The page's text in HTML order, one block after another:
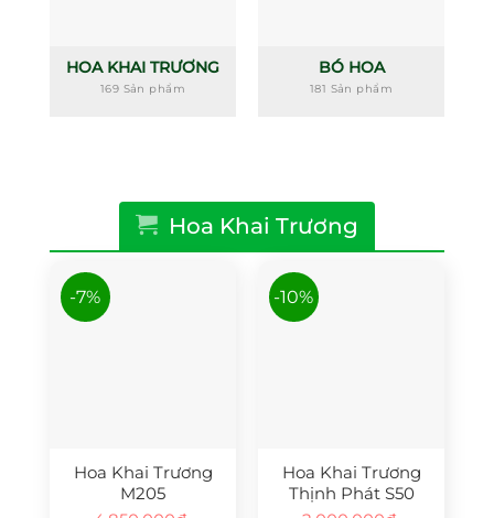
HOA KHAI TRƯƠNG
169 Sản phẩm
BÓ HOA
181 Sản phẩm
Hoa Khai Trương
-7%
Hoa Khai Trương
M205
-10%
Hoa Khai Trương
Thịnh Phát S50